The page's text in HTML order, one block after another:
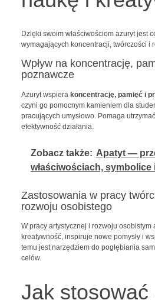
Dzięki swoim właściwościom azuryt jest
wymagających koncentracji, twórczości i
Wpływ na koncentrację,
poznawcze
Azuryt wspiera koncentrację, pamięć i
czyni go pomocnym kamieniem dla
pracujących umysłowo. Pomaga
efektywność działania.
Zobacz także: Apatyt —
właściwościach,
Zastosowania w pracy
rozwoju osobistego
W pracy artystycznej i rozwoju osobistym
kreatywność, inspiruje nowe pomysły i
temu jest narzędziem do pogłębiania
celów.
Jak stosować